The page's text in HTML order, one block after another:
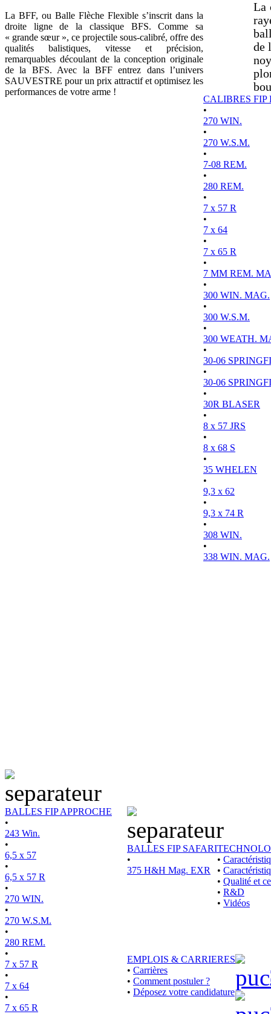
La BFF, ou Balle Flèche Flexible s’inscrit dans la
droite ligne de la classique BFS. Comme sa
« grande sœur », ce projectile sous-calibré, offre des
qualités balistiques, vitesse et précision,
remarquables découlant de la conception originale
de la BFS. Avec la BFF entrez dans l’univers
SAUVESTRE pour un prix attractif et optimisez les
performances de votre arme !
La
de
CALIBRES FIP
•
270 WIN.
•
270 W.S.M.
•
7-08 REM.
•
280 REM.
•
7 x 57 R
•
7 x 64
•
7 x 65 R
•
7 MM REM.
•
300 WIN. MAG.
•
300 W.S.M.
•
300 WEATH.
•
30-06
•
30-06
•
30R BLASER
•
8 x 57 JRS
•
8 x 68 S
•
35 WHELEN
•
9,3 x 62
•
9,3 x 74 R
•
308 WIN.
•
338 WIN. MAG.
BALLES FIP APPROCHE
•
243 Win.
•
6,5 x 57
•
6,5 x 57 R
•
270 WIN.
•
270 W.S.M.
•
280 REM.
•
7 x 57 R
•
7 x 64
•
7 x 65 R
BALLES FIP SAFARI
•
375 H&H Mag. EXR
•
•
• Qualité et
• R&D
• Vidéos
EMPLOIS & CARRIERES
• Carrières
• Comment postuler ?
• Déposez votre candidature